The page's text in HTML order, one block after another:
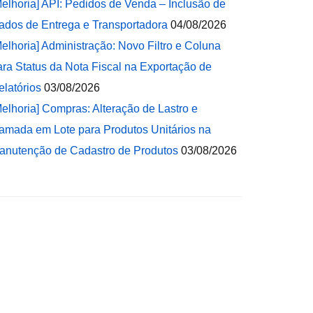
API: Pedidos de Venda – Inclusão de
de Entrega e Transportadora 04/08/2026
Administração: Novo Filtro e Coluna
Status da Nota Fiscal na Exportação de
03/08/2026
Compras: Alteração de Lastro e
em Lote para Produtos Unitários na
de Cadastro de Produtos 03/08/2026